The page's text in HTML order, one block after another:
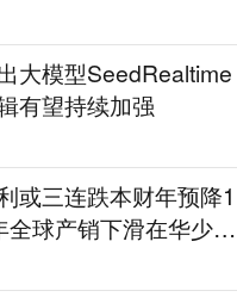
大模型SeedRealtime
有望持续加强
或三连跌本财年预降1
全球产销下滑在华少卖